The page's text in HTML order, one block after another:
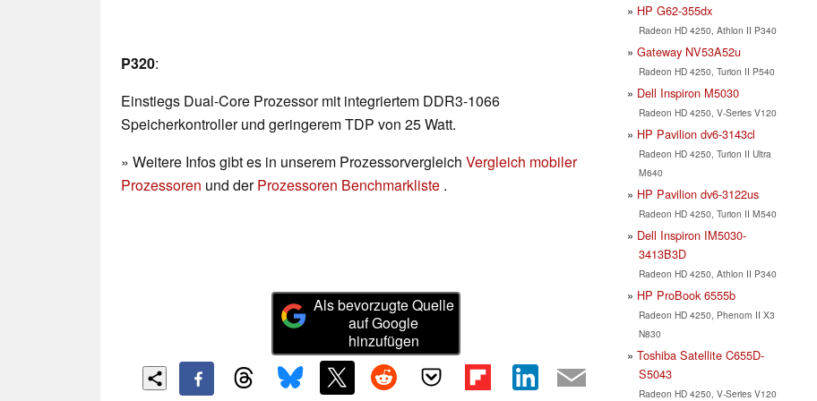
P320:
Einstiegs Dual-Core Prozessor mit integriertem DDR3-1066
Speicherkontroller und geringerem TDP von 25 Watt.
» Weitere Infos gibt es in unserem Prozessorvergleich Vergleich mobiler
Prozessoren und derProzessoren Benchmarkliste .
Als bevorzugte Quelle
auf Google
hinzufügen
HP G62-355dx
Radeon HD 4250, Athlon II P340
Gateway NV53A52u
Radeon HD 4250, Turion II P540
Dell Inspiron M5030
Radeon HD 4250, V-Series V120
HP Pavilion dv6-3143cl
Radeon HD 4250, Turion II Ultra
M640
HP Pavilion dv6-3122us
Radeon HD 4250, Turion II M540
Dell Inspiron IM5030-
3413B3D
Radeon HD 4250, Athlon II P340
HP ProBook 6555b
Radeon HD 4250, Phenom II X3
N830
Toshiba Satellite C655D-
S5043
Radeon HD 4250, V-Series V120